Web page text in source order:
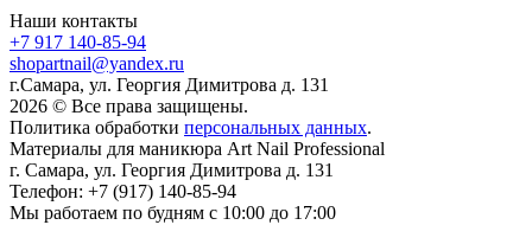
Наши контакты
+7 917 140-85-94
shopartnail@yandex.ru
г.Самара, ул. Георгия Димитрова д. 131
2026 © Все права защищены.
Политика обработки персональных данных.
Материалы для маникюра Art Nail Professional
г. Самара, ул. Георгия Димитрова д. 131
Телефон: +7 (917) 140-85-94
Мы работаем по будням с 10:00 до 17:00